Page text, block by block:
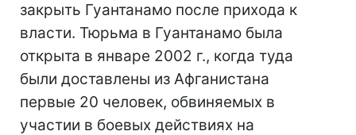
закрыть Гуантанамо после прихода к
власти. Тюрьма в Гуантанамо была
открыта в январе 2002 г., когда туда
были доставлены из Афганистана
первые 20 человек, обвиняемых в
участии в боевых действиях на